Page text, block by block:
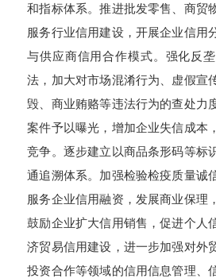
和指标体系。推进批发零售、商贸
服务行业信用建设，开展企业信用
与供应商信用合作模式。强化反
法，加大对市场混淆行为、虚假宣
毁、商业贿赂等违法行为的查处力
案件予以曝光，增加企业失信成本
竞争。逐步建立以商品条形码等标
通追溯体系。加强检验检疫质量诚
服务企业信用融资，发展商业保理
鼓励企业扩大信用销售，促进个人
济贸易信用建设，进一步加强对外
投资合作等领域的信用信息管理、